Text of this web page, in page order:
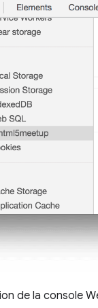
de la console